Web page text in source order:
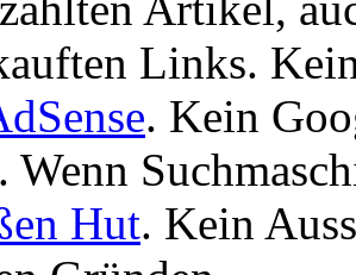
Links.
. Kein
. Wenn
Hut. Kein